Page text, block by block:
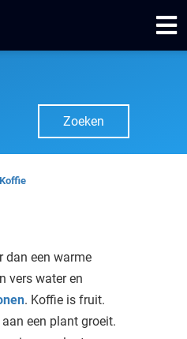
Zoeken
Koffie
dan een warme
vers water en
. Koffie is fruit.
een plant groeit.